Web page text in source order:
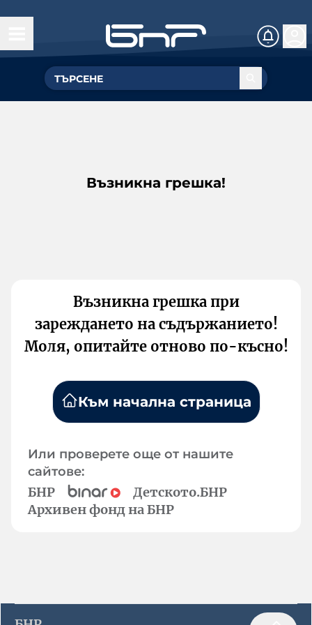
Възникна грешка!
Възникна грешка при
зареждането на съдържанието!
Моля, опитайте отново по-късно!
Към начална страница
Или проверете още от нашите
сайтове:
БНР
Детското.БНР
Архивен фонд на БНР